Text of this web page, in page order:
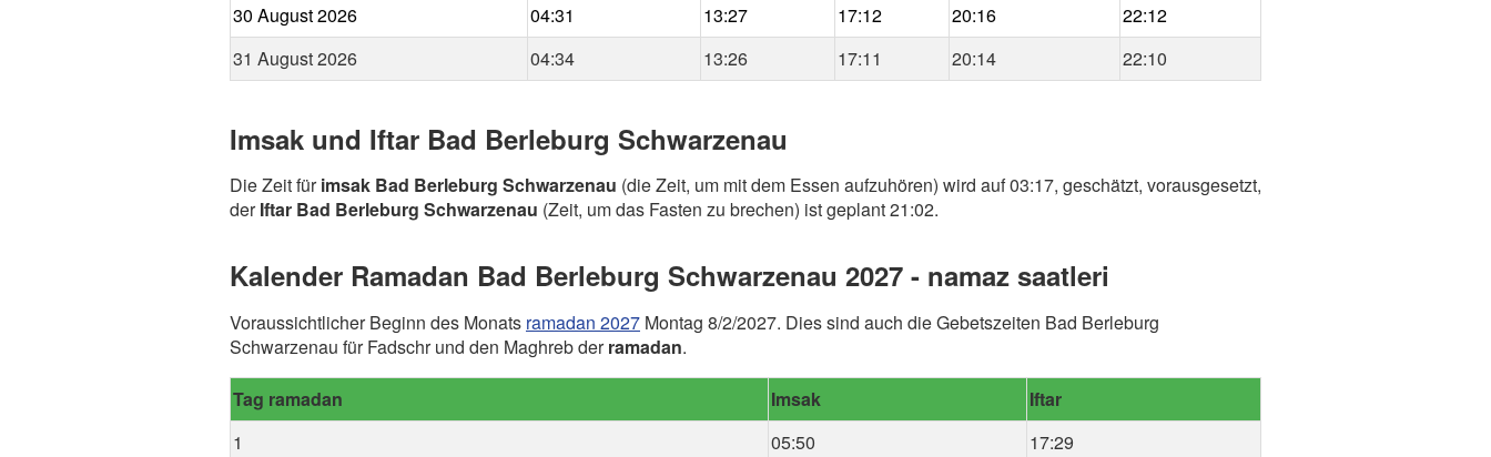
30 August 2026
04:31 13:27 17:12 20:16
22:12
31 August 2026
04:34 13:26 17:11 20:14 22:10
Imsak und Iftar Bad Berleburg Schwarzenau
Die Zeit fürimsak Bad Berleburg Schwarzenau (die Zeit, um mit dem Essen aufzuhören) wird auf 03:17, geschätzt, vorausgesetzt,
derIftar Bad Berleburg Schwarzenau (Zeit, um das Fasten zu brechen) ist geplant 21:02.
Kalender Ramadan Bad Berleburg Schwarzenau 2027 - namaz saatleri
Voraussichtlicher Beginn des Monats ramadan 2027 Montag 8/2/2027. Dies sind auch die Gebetszeiten Bad Berleburg
Schwarzenau für Fadschr und den Maghreb derramadan.
Tag ramadan Imsak
Iftar
1
05:50
17:29